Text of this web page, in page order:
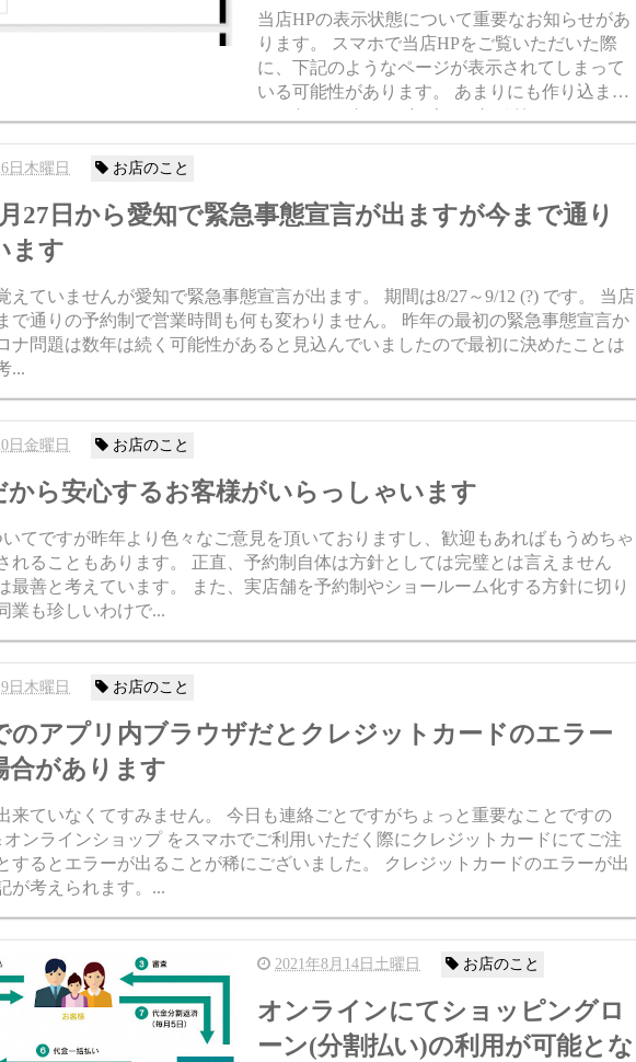
当店HPの表示状態について重要なお知らせがあ
ります。 スマホで当店HPをご覧いただいた際
に、下記のようなページが表示されてしまって
いる可能性があります。 あまりにも作り込まれ
ていないHPなのですが、 これはリニューアルの
ミスでスマホ専用の必要のないページが出来て
日木曜日 お店のこと
27日から愛知で緊急事態宣言が出ますが今まで通り
ます
えていませんが愛知で緊急事態宣言が出ます。 期間は8/27～9/12 (?) です。 当店
で通りの予約制で営業時間も何も変わりません。 昨年の最初の緊急事態宣言か
ナ問題は数年は続く可能性があると見込んでいましたので最初に決めたことは
...
日金曜日 お店のこと
から安心するお客様がいらっしゃいます
てですが昨年より色々なご意見を頂いておりますし、歓迎もあればもうめちゃ
れることもあります。 正直、予約制自体は方針としては完璧とは言えません
最善と考えています。 また、実店舗を予約制やショールーム化する方針に切り
業も珍しいわけで...
日木曜日 お店のこと
のアプリ内ブラウザだとクレジットカードのエラー
合があります
来ていなくてすみません。 今日も連絡ごとですがちょっと重要なことですの
オンラインショップ をスマホでご利用いただく際にクレジットカードにてご注
するとエラーが出ることが稀にございました。 クレジットカードのエラーが出
が考えられます。...
2021年8月14日土曜日 お店のこと
オンラインにてショッピングロ
ーン(分割払い)の利用が可能とな